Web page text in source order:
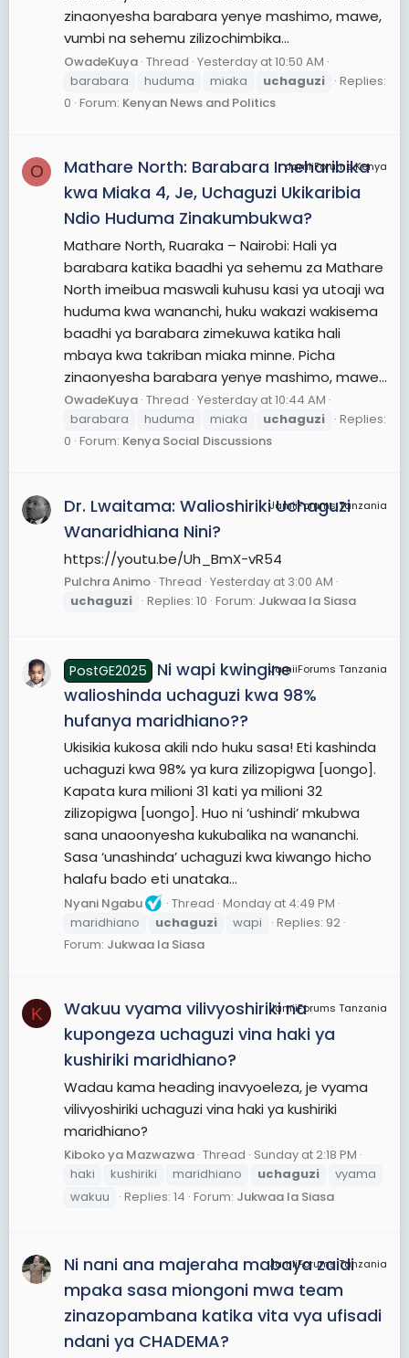
zinaonyesha barabara yenye mashimo, mawe,
vumbi na sehemu zilizochimbika...
OwadeKuya Thread Yesterday at 10:50 AM
barabara
huduma miaka uchaguzi
Replies:
0 Forum: Kenyan News and Politics
O JamiiForums Kenya
Mathare North: Barabara Imeharibika
kwa Miaka 4, Je, Uchaguzi Ukikaribia
Ndio Huduma Zinakumbukwa?
Mathare North, Ruaraka – Nairobi: Hali ya
barabara katika baadhi ya sehemu za Mathare
North imeibua maswali kuhusu kasi ya utoaji wa
huduma kwa wananchi, huku wakazi wakisema
baadhi ya barabara zimekuwa katika hali
mbaya kwa takriban miaka minne. Picha
zinaonyesha barabara yenye mashimo, mawe...
OwadeKuya Thread Yesterday at 10:44 AM
barabara
huduma miaka uchaguzi
Replies:
0 Forum: Kenya Social Discussions
JamiiForums Tanzania
Dr. Lwaitama: Walioshiriki Uchaguzi
Wanaridhiana Nini?
https://youtu.be/Uh_BmX-vR54
Pulchra Animo Thread Yesterday at 3:00 AM
uchaguzi
Replies: 10 Forum: Jukwaa la Siasa
JamiiForums Tanzania
PostGE2025
Ni wapi kwingine
walioshinda uchaguzi kwa 98%
hufanya maridhiano??
Ukisikia kukosa akili ndo huku sasa! Eti kashinda
uchaguzi kwa 98% ya kura zilizopigwa [uongo].
Kapata kura milioni 31 kati ya milioni 32
zilizopigwa [uongo]. Huo ni ‘ushindi’ mkubwa
sana unaoonyesha kukubalika na wananchi.
Sasa ‘unashinda’ uchaguzi kwa kiwango hicho
halafu bado eti unataka...
Nyani Ngabu Thread Monday at 4:49 PM
maridhiano
uchaguzi wapi
Replies: 92
Forum: Jukwaa la Siasa
K JamiiForums Tanzania
Wakuu vyama vilivyoshiriki na
kupongeza uchaguzi vina haki ya
kushiriki maridhiano?
Wadau kama heading inavyoeleza, je vyama
vilivyoshiriki uchaguzi vina haki ya kushiriki
maridhiano?
Kiboko ya Mazwazwa Thread Sunday at 2:18 PM
haki
kushiriki maridhiano uchaguzi
vyama
wakuu
Replies: 14 Forum: Jukwaa la Siasa
JamiiForums Tanzania
Ni nani ana majeraha mabaya zaidi
mpaka sasa miongoni mwa team
zinazopambana katika vita vya ufisadi
ndani ya CHADEMA?